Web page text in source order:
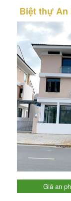
Biệt thự An
Giá an